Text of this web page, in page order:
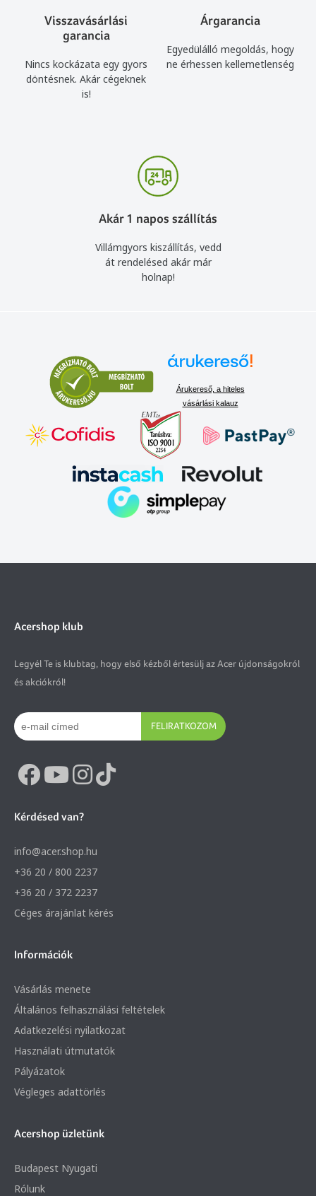
Visszavásárlási
garancia
Nincs kockázata egy gyors
döntésnek. Akár cégeknek
is!
Árgarancia
Egyedülálló megoldás, hogy
ne érhessen kellemetlenség
Akár 1 napos szállítás
Villámgyors kiszállítás, vedd
át rendelésed akár már
holnap!
Árukereső, a hiteles
vásárlási kalauz
Acershop klub
Legyél Te is klubtag, hogy első kézből értesülj az Acer újdonságokról
és akciókról!
FELIRATKOZOM
Kérdésed van?
info@acer.shop.hu
+36 20 / 800 2237
+36 20 / 372 2237
Céges árajánlat kérés
Információk
Vásárlás menete
Általános felhasználási feltételek
Adatkezelési nyilatkozat
Használati útmutatók
Pályázatok
Végleges adattörlés
Acershop üzletünk
Budapest Nyugati
Rólunk